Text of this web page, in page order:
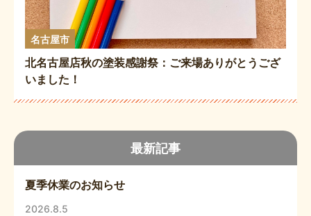
最新記事
夏季休業のお知らせ
2026.8.5
名古屋市
北名古屋店秋の塗装感謝祭：ご来場ありがとうござ
いました！